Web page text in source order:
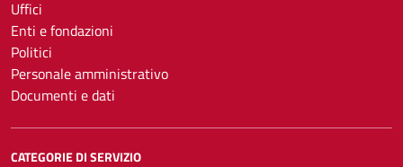
Uffici
Enti e fondazioni
Politici
Personale amministrativo
Documenti e dati
CATEGORIE DI SERVIZIO